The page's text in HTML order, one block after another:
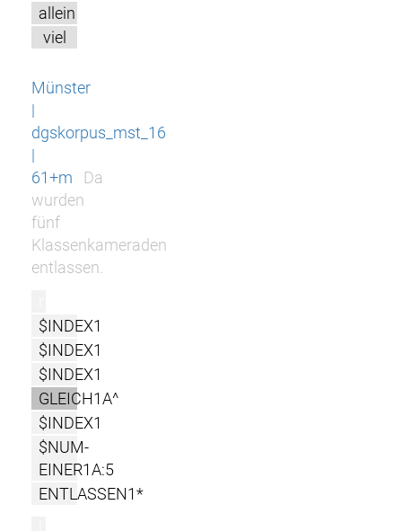
allein
viel
Münster
|
dgskorpus_mst_16
|
61+m
Da
wurden
fünf
Klassenkameraden
entlassen.
$INDEX1
$INDEX1
$INDEX1
GLEICH1A^
$INDEX1
$NUM-
EINER1A:5
ENTLASSEN1*